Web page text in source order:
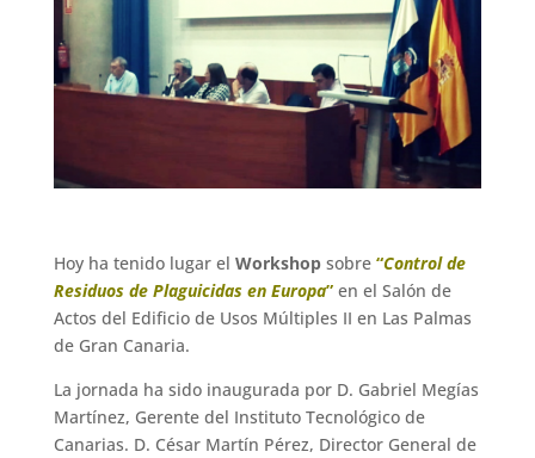
Hoy ha tenido lugar el Workshopsobre “Control de
Residuos de Plaguicidas en Europa”en el Salón de
Actos del Edificio de Usos Múltiples II en Las Palmas
de Gran Canaria.
La jornada ha sido inaugurada por D. Gabriel Megías
Martínez, Gerente del Instituto Tecnológico de
Canarias. D. César Martín Pérez, Director General de